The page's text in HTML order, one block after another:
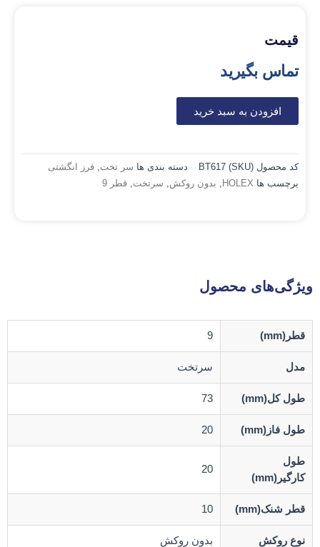
قیمت
تماس بگیرید
افزودن به سبد خرید
کد محصول (SKU) BT617 دسته بندی ها سر تخت, فرز انگشتی
برچسب ها HOLEX
, بدون روکش, سرتخت, قطر 9
ویژگی‌های محصول
قطر(mm) 9
مدل سرتخت
طول کل(mm) 73
طول فاز(mm) 20
طول
کارگیر(mm)
20
قطر شنک(mm) 10
نوع روکش بدون روکش